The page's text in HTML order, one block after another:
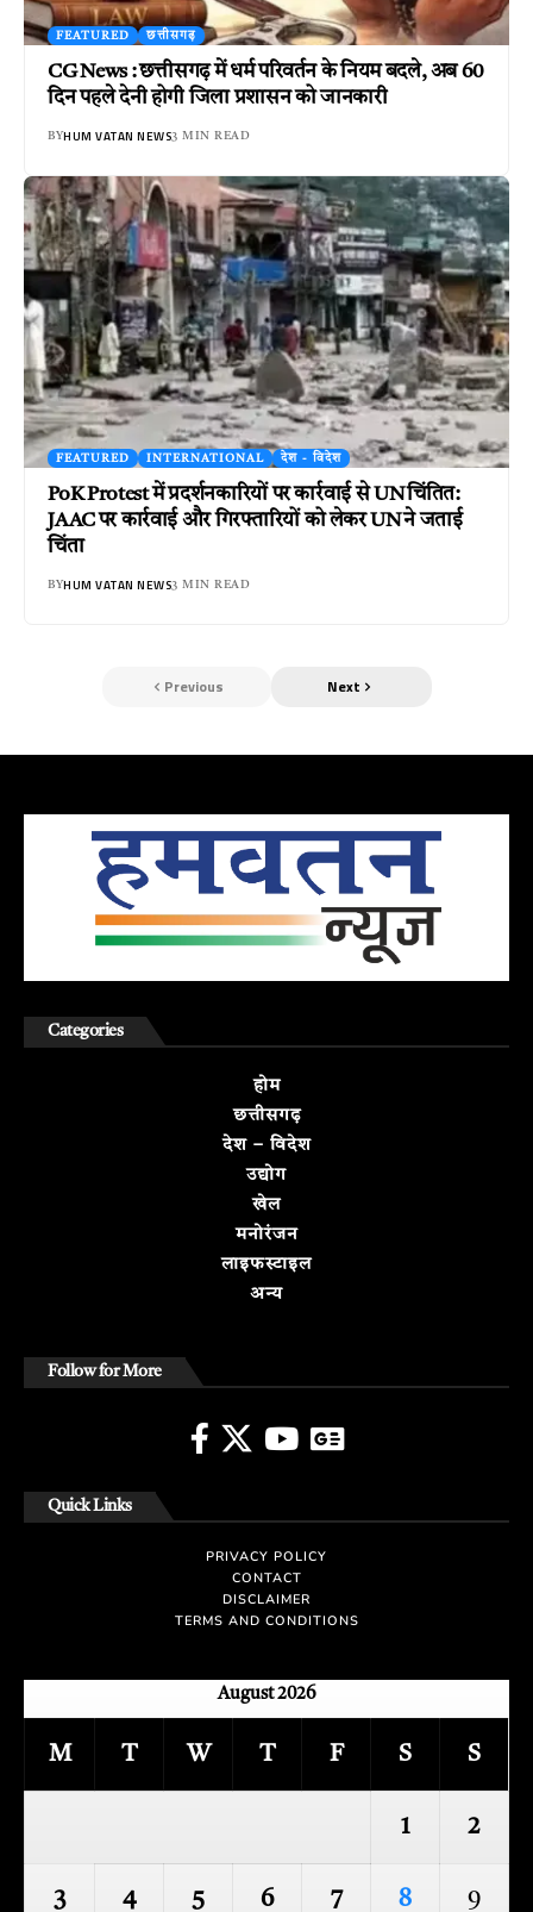
FEATURED छत्तीसगढ़
CG News : छत्तीसगढ़ में धर्म परिवर्तन के नियम बदले, अब 60
दिन पहले देनी होगी जिला प्रशासन को जानकारी
BYHUM VATAN NEWS3 MIN READ
FEATURED INTERNATIONAL देश - विदेश
PoK Protest में प्रदर्शनकारियों पर कार्रवाई से UN चिंतित:
JAAC पर कार्रवाई और गिरफ्तारियों को लेकर UN ने जताई
चिंता
BYHUM VATAN NEWS3 MIN READ
Previous Next
Categories
होम
छत्तीसगढ़
देश – विदेश
उद्योग
खेल
मनोरंजन
लाइफस्टाइल
अन्य
Follow for More
Quick Links
PRIVACY POLICY
CONTACT
DISCLAIMER
TERMS AND CONDITIONS
August 2026
M T W T F S S
1 2
3 4 5 6 7 8 9